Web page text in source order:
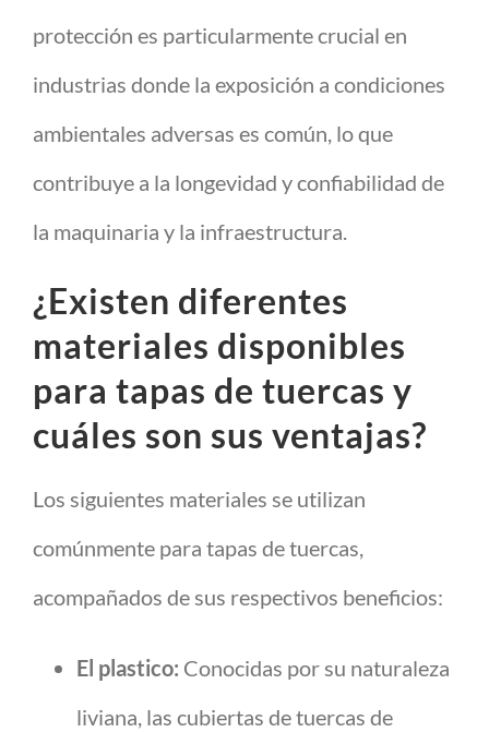
protección es particularmente crucial en
industrias donde la exposición a condiciones
ambientales adversas es común, lo que
contribuye a la longevidad y confiabilidad de
la maquinaria y la infraestructura.
¿Existen diferentes
materiales disponibles
para tapas de tuercas y
cuáles son sus ventajas?
Los siguientes materiales se utilizan
comúnmente para tapas de tuercas,
acompañados de sus respectivos beneficios:
El plastico: Conocidas por su naturaleza
liviana, las cubiertas de tuercas de